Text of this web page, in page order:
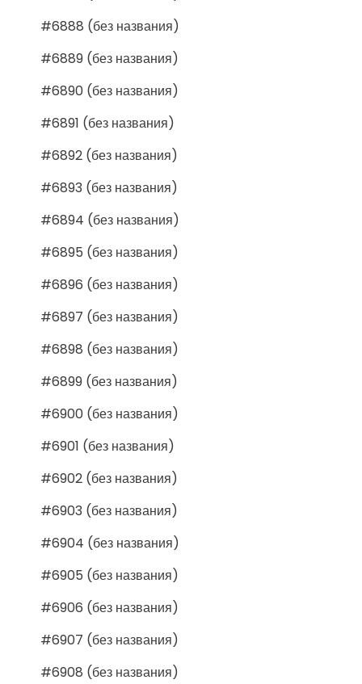
#6888 (без названия)
#6889 (без названия)
#6890 (без названия)
#6891 (без названия)
#6892 (без названия)
#6893 (без названия)
#6894 (без названия)
#6895 (без названия)
#6896 (без названия)
#6897 (без названия)
#6898 (без названия)
#6899 (без названия)
#6900 (без названия)
#6901 (без названия)
#6902 (без названия)
#6903 (без названия)
#6904 (без названия)
#6905 (без названия)
#6906 (без названия)
#6907 (без названия)
#6908 (без названия)